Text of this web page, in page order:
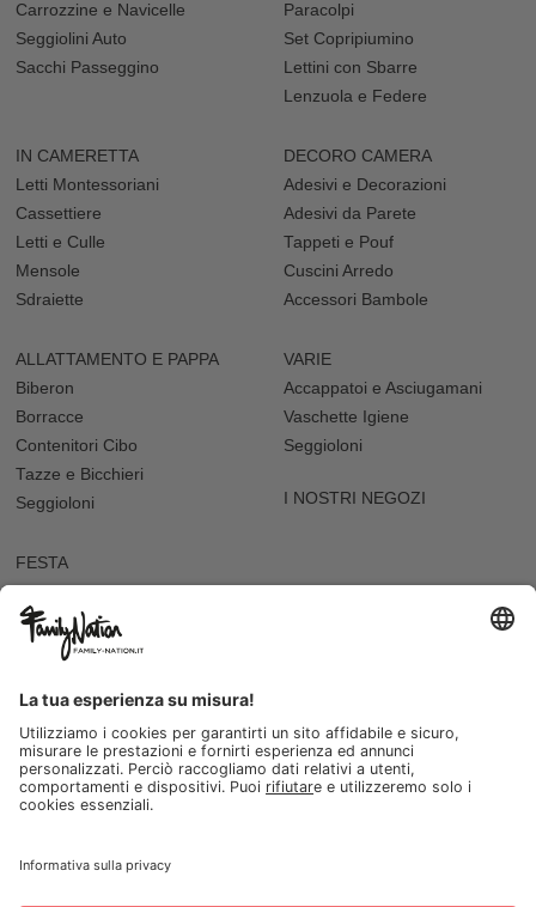
Carrozzine e Navicelle
Seggiolini Auto
Sacchi Passeggino
Paracolpi
Set Copripiumino
Lettini con Sbarre
Lenzuola e Federe
IN CAMERETTA
Letti Montessoriani
Cassettiere
Letti e Culle
Mensole
Sdraiette
DECORO CAMERA
Adesivi e Decorazioni
Adesivi da Parete
Tappeti e Pouf
Cuscini Arredo
Accessori Bambole
ALLATTAMENTO E PAPPA
Biberon
Borracce
Contenitori Cibo
Tazze e Bicchieri
Seggioloni
VARIE
Accappatoi e Asciugamani
Vaschette Igiene
Seggioloni
I NOSTRI NEGOZI
FESTA
Festa del Papà
Regali per i Nonni
San Valentino